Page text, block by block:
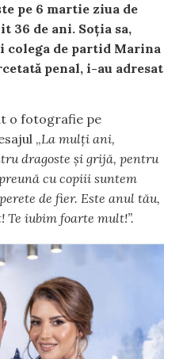
pe 6 martie ziua de
36 de ani. Soția sa,
colega de partid Marina
penal, i-au adresat
o fotografie pe
„La mulți ani,
dragoste și grijă, pentru
cu copiii suntem
de fier. Este anul tău,
Te iubim foarte mult!”.